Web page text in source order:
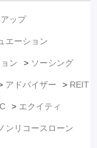
ップ
エーション
ン ソーシング
アドバイザー REIT
エクイティ
ノンリコースローン